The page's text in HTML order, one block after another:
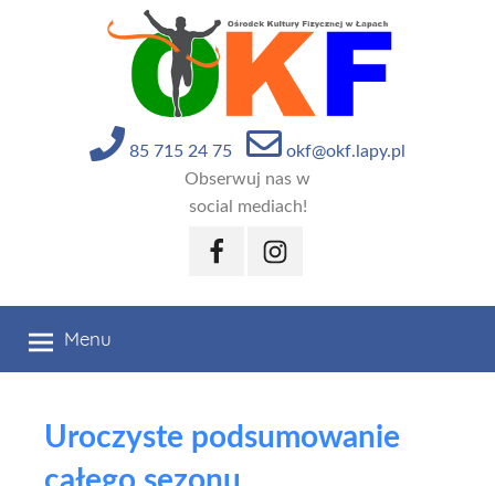
85 715 24 75
okf@okf.lapy.pl
Obserwuj nas w
social mediach!
FacebookInstagram
Menu
Uroczyste podsumowanie